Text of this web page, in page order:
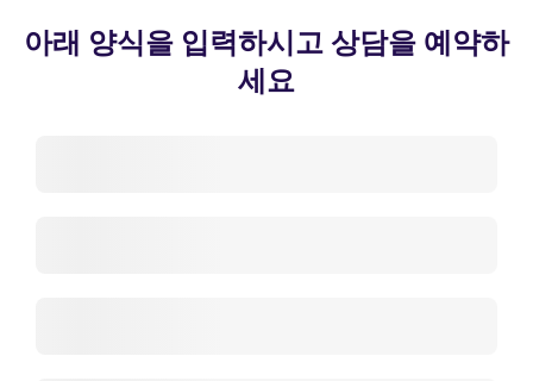
아래 양식을 입력하시고 상담을 예약하
세요